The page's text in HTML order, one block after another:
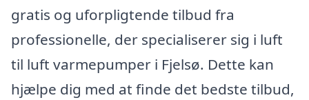
gratis og uforpligtende tilbud fra
professionelle, der specialiserer sig i luft
til luft varmepumper i Fjelsø. Dette kan
hjælpe dig med at finde det bedste tilbud,